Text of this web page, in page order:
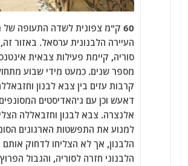
60 ק"מ צפונית לשדה התעופה
העיירה הלבנונית ערסאל. באזור
סוריה, קיימת פעילות צבאית
מספר שנים. כמעט מידי שבוע
קרבות עזים בין צבא לבנון
דאעש וכן עם ג'האדיסטים
אלנצרה. צבא לבנון וחזבאללה
למנוע את התפשטות הארגונים
הלבנון, אך לא הצליחו לדחוק
הלבנוני חזרה לסוריה, והגבול